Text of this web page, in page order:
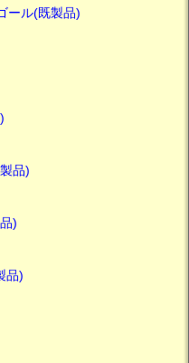
ール(既製品)
品)
)
品)